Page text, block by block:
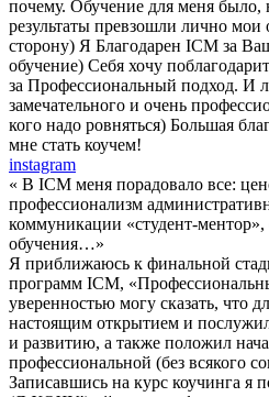
почему. Обучение для меня было,
результаты превзошли лично
сторону) Я Благодарен ICM за
обучение) Себя хочу
за Профессиональный подход. И
замечательного и очень
кого надо ровняться) Большая
мне стать коучем!
instagram
« В ICM меня порадовало все:
профессионализм
коммуникации «студент-
обучения…»
Я приближаюсь к финальной
программ ICM,
уверенностью могу сказать, что
настоящим открытием и
и развитию, а также положил
профессиональной (без всякого
Записавшись на курс коучинга я